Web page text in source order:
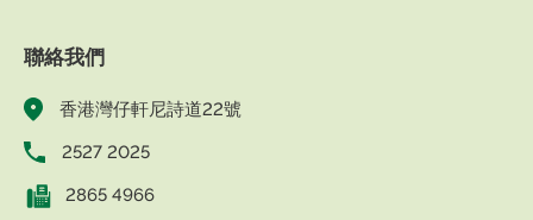
聯絡我們
香港灣仔軒尼詩道22號
2527 2025
2865 4966